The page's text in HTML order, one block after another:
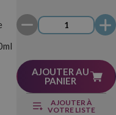
AJOUTER AU
PANIER
AJOUTER À
VOTRE LISTE